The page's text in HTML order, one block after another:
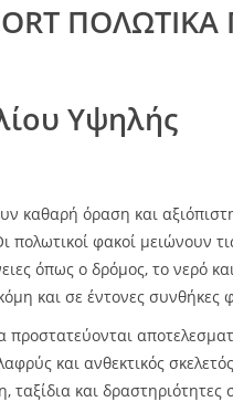
ΠΟΛΩΤΙΚΑ
Υψηλής
καθαρή όραση και
πολωτικοί φακοί μειώνουν
όπως ο δρόμος, το νερό
και σε έντονες συνθήκες
προστατεύονται
και ανθεκτικός
και δραστηριότητες